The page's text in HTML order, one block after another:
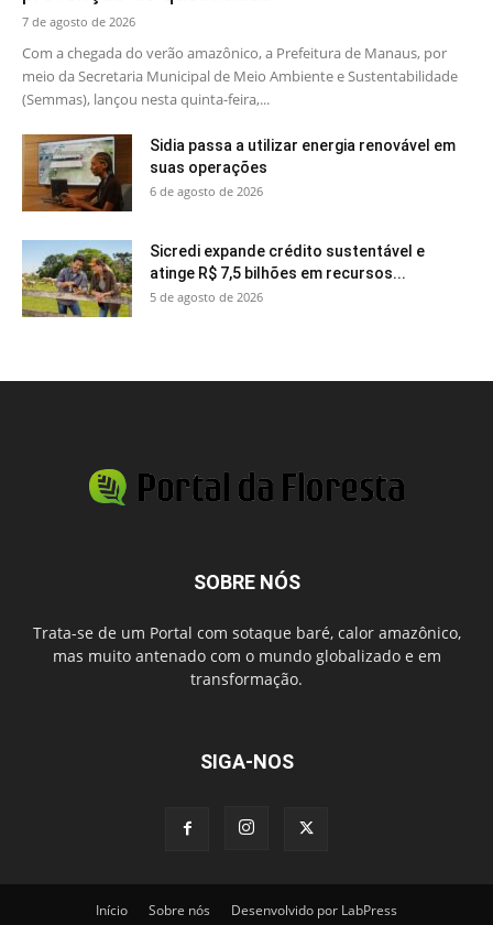
7 de agosto de 2026
Com a chegada do verão amazônico, a Prefeitura de Manaus, por
meio da Secretaria Municipal de Meio Ambiente e Sustentabilidade
(Semmas), lançou nesta quinta-feira,...
Sidia passa a utilizar energia renovável em
suas operações
6 de agosto de 2026
Sicredi expande crédito sustentável e
atinge R$ 7,5 bilhões em recursos...
5 de agosto de 2026
SOBRE NÓS
Trata-se de um Portal com sotaque baré, calor amazônico,
mas muito antenado com o mundo globalizado e em
transformação.
SIGA-NOS
Início Sobre nós Desenvolvido por LabPress